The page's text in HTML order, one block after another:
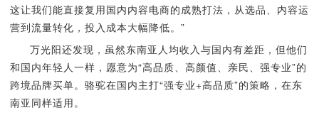
这让我们能直接复用国内内容电商的成熟打法，从选品、内容运
营到流量转化，投入成本大幅降低。”
万光阳还发现，虽然东南亚人均收入与国内有差距，但他们
和国内年轻人一样，愿意为“高品质、高颜值、亲民、强专业”的
跨境品牌买单。骆驼在国内主打“强专业+高品质”的策略，在东
南亚同样适用。